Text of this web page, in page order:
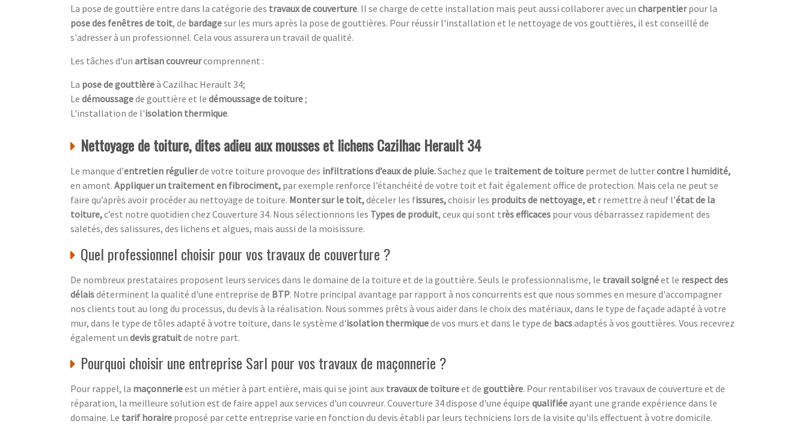
La pose de gouttière entre dans la catégorie des travaux de couverture. Il se charge de cette installation mais peut aussi collaborer avec un charpentierpour la
pose des fenêtres de toit, de bardagesur les murs après la pose de gouttières. Pour réussir l'installation et le nettoyage de vos gouttières, il est conseillé de
s'adresser à un professionnel. Cela vous assurera un travail de qualité.
Les tâches d’un artisan couvreurcomprennent :
La pose de gouttièreà Cazilhac Herault 34;
Le démoussagede gouttière et le démoussage de toiture ;
L'installation de l'isolation thermique.
Nettoyage de toiture, dites adieu aux mousses et lichens Cazilhac Herault 34
Le manque d’entretien régulierde votre toiture provoque des infiltrations d’eaux de pluie.Sachez que le traitement de toiture permet de luttercontre l humidité,
en amont. Appliquer un traitement en fibrociment, par exemple renforce l’étanchéité de votre toit et fait également office de protection. Mais cela ne peut se
faire qu’après avoir procéder au nettoyage de toiture. Monter sur le toit,déceler les fissures,choisir les produits de nettoyage, et r remettre à neuf l’état de la
toiture,c’est notre quotidien chez Couverture 34. Nous sélectionnons les Types de produit, ceux qui sont très efficaces pour vous débarrassez rapidement des
saletés, des salissures, des lichens et algues, mais aussi de la moisissure.
Quel professionnel choisir pour vos travaux de couverture ?
De nombreux prestataires proposent leurs services dans le domaine de la toiture et de la gouttière. Seuls le professionnalisme, le travail soignéet le respect des
délaisdéterminent la qualité d'une entreprise de BTP. Notre principal avantage par rapport à nos concurrents est que nous sommes en mesure d'accompagner
nos clients tout au long du processus, du devis à la réalisation. Nous sommes prêts à vous aider dans le choix des matériaux, dans le type de façade adapté à votre
mur, dans le type de tôles adapté à votre toiture, dans le système d'isolation thermiquede vos murs et dans le type de bacsadaptés à vos gouttières. Vous recevrez
également un devis gratuitde notre part.
Pourquoi choisir une entreprise Sarl pour vos travaux de maçonnerie ?
Pour rappel, la maçonnerieest un métier à part entière, mais qui se joint aux travaux de toitureet de gouttière. Pour rentabiliser vos travaux de couverture et de
réparation, la meilleure solution est de faire appel aux services d'un couvreur. Couverture 34 dispose d'une équipe qualifiéeayant une grande expérience dans le
domaine. Le tarif horaire proposé par cette entreprise varie en fonction du devis établi par leurs techniciens lors de la visite qu'ils effectuent à votre domicile.